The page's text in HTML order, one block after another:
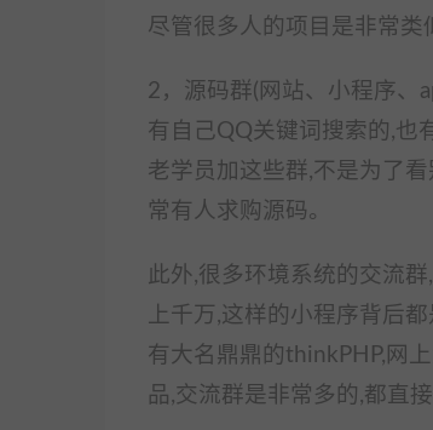
尽管很多人的项目是非常类
2，源码群(网站、小程序、
有自己QQ关键词搜索的,也
老学员加这些群,不是为了
常有人求购源码。
此外,很多环境系统的交流
上千万,这样的小程序背后
有大名鼎鼎的thinkPHP,网
品,交流群是非常多的,都直